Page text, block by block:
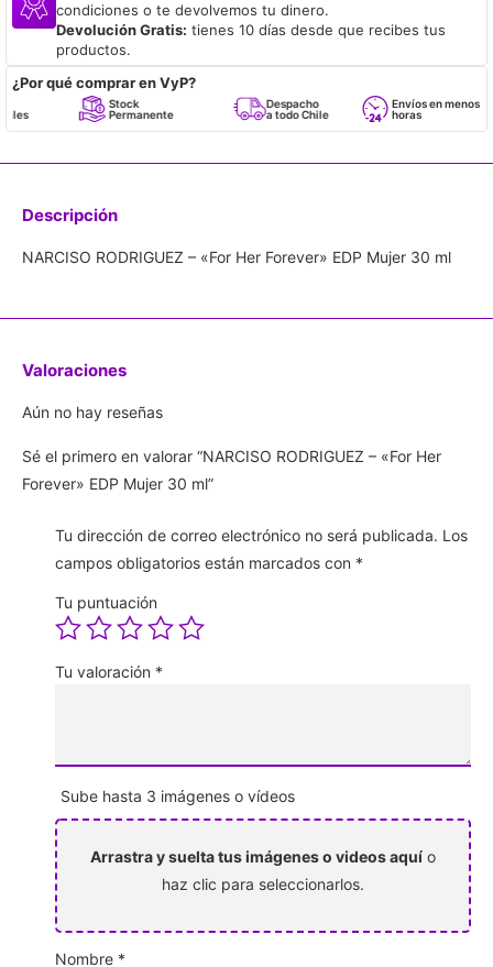
condiciones o te devolvemos tu dinero.
Devolución Gratis: tienes 10 días desde que recibes tus
productos.
¿Por qué comprar en VyP?
Stock
Permanente
Despacho
a todo Chile
Envíos en menos de 24
horas
Descripción
NARCISO RODRIGUEZ – «For Her Forever» EDP Mujer 30 ml
Valoraciones
Aún no hay reseñas
Sé el primero en valorar “NARCISO RODRIGUEZ – «For Her
Forever» EDP Mujer 30 ml”
Tu dirección de correo electrónico no será publicada. Los
campos obligatorios están marcados con *
Tu puntuación
Tu valoración *
Sube hasta 3 imágenes o vídeos
Arrastra y suelta tus imágenes o videos aquí o
haz clic para seleccionarlos.
Nombre *